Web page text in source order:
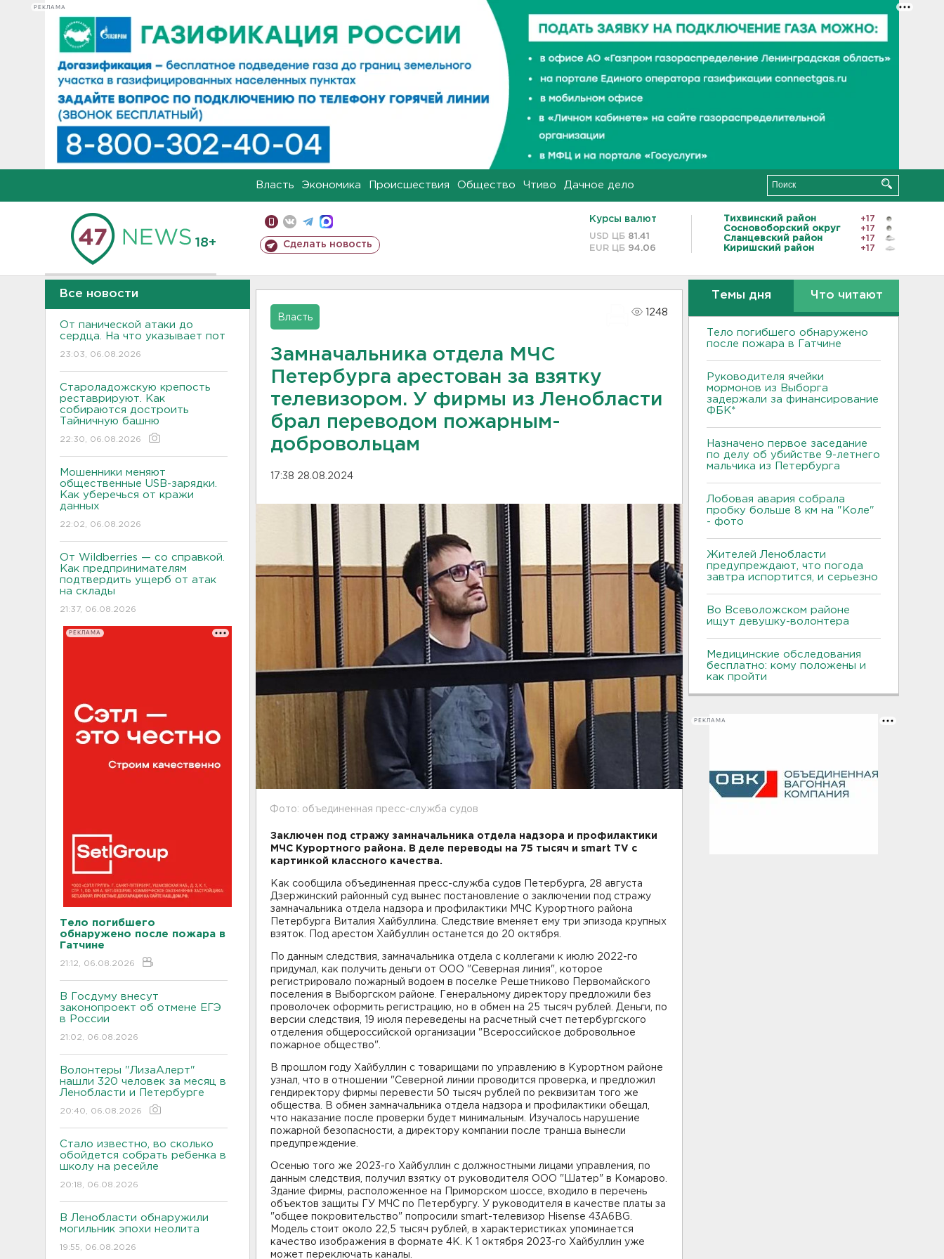
РЕКЛАМА
Власть Экономика Происшествия Общество Чтиво Дачное дело
18+ Сделать новость
Курсы валют
USD ЦБ 81.41
EUR ЦБ 94.06
Тихвинский район
+17
Сосновоборский округ
+17
Сланцевский район
+17
Киришский район
+17
Все новости
От панической атаки до
сердца. На что указывает пот
23:03, 06.08.2026
Староладожскую крепость
реставрируют. Как
собираются достроить
Тайничную башню
22:30, 06.08.2026
Мошенники меняют
общественные USB-зарядки.
Как уберечься от кражи
данных
22:02, 06.08.2026
От Wildberries — со справкой.
Как предпринимателям
подтвердить ущерб от атак
на склады
21:37, 06.08.2026
РЕКЛАМА
Тело погибшего
обнаружено после пожара в
Гатчине
21:12, 06.08.2026
В Госдуму внесут
законопроект об отмене ЕГЭ
в России
21:02, 06.08.2026
Волонтеры "ЛизаАлерт"
нашли 320 человек за месяц в
Ленобласти и Петербурге
20:40, 06.08.2026
Стало известно, во сколько
обойдется собрать ребенка в
школу на ресейле
20:18, 06.08.2026
В Ленобласти обнаружили
могильник эпохи неолита
19:55, 06.08.2026
Власть
1248
Замначальника отдела МЧС
Петербурга арестован за взятку
телевизором. У фирмы из Ленобласти
брал переводом пожарным-
добровольцам
17:38 28.08.2024
Фото: объединенная пресс-служба судов
Заключен под стражу замначальника отдела надзора и профилактики
МЧС Курортного района. В деле переводы на 75 тысяч и smart TV с
картинкой классного качества.
Как сообщила объединенная пресс-служба судов Петербурга, 28 августа
Дзержинский районный суд вынес постановление о заключении под стражу
замначальника отдела надзора и профилактики МЧС Курортного района
Петербурга Виталия Хайбуллина. Следствие вменяет ему три эпизода крупных
взяток. Под арестом Хайбуллин останется до 20 октября.
По данным следствия, замначальника отдела с коллегами к июлю 2022-го
придумал, как получить деньги от ООО "Северная линия", которое
регистрировало пожарный водоем в поселке Решетниково Первомайского
поселения в Выборгском районе. Генеральному директору предложили без
проволочек оформить регистрацию, но в обмен на 25 тысяч рублей. Деньги, по
версии следствия, 19 июля переведены на расчетный счет петербургского
отделения общероссийской организации "Всероссийское добровольное
пожарное общество".
В прошлом году Хайбуллин с товарищами по управлению в Курортном районе
узнал, что в отношении "Северной линии проводится проверка, и предложил
гендиректору фирмы перевести 50 тысяч рублей по реквизитам того же
общества. В обмен замначальника отдела надзора и профилактики обещал,
что наказание после проверки будет минимальным. Изучалось нарушение
пожарной безопасности, а директору компании после транша вынесли
предупреждение.
Осенью того же 2023-го Хайбуллин с должностными лицами управления, по
данным следствия, получил взятку от руководителя ООО "Шатер" в Комарово.
Здание фирмы, расположенное на Приморском шоссе, входило в перечень
объектов защиты ГУ МЧС по Петербургу. У руководителя в качестве платы за
"общее покровительство" попросили smart-телевизор Hisense 43A6BG.
Модель стоит около 22,5 тысяч рублей, в характеристиках упоминается
качество изображения в формате 4K. К 1 октября 2023-го Хайбуллин уже
может переключать каналы.
Темы дня Что читают
Тело погибшего обнаружено
после пожара в Гатчине
Руководителя ячейки
мормонов из Выборга
задержали за финансирование
ФБК*
Назначено первое заседание
по делу об убийстве 9-летнего
мальчика из Петербурга
Лобовая авария собрала
пробку больше 8 км на "Коле"
- фото
Жителей Ленобласти
предупреждают, что погода
завтра испортится, и серьезно
Во Всеволожском районе
ищут девушку-волонтера
Медицинские обследования
бесплатно: кому положены и
как пройти
РЕКЛАМА